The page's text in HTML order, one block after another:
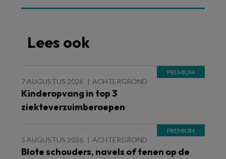
Lees ook
7 AUGUSTUS 2026 ACHTERGROND
Kinderopvang in top 3
ziekteverzuimberoepen
5 AUGUSTUS 2026 ACHTERGROND
Blote schouders, navels of tenen op de